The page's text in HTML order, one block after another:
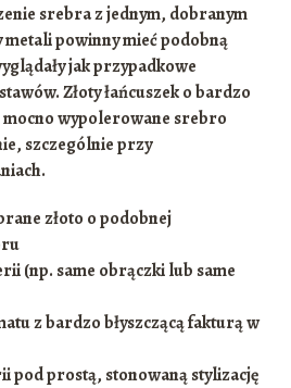
srebra z jednym, dobranym
metali powinny miećpodobną
jak przypadkowe
Złoty łańcuszek o bardzo
mocno wypolerowane srebro
szczególnie przy
złoto o podobnej
(np. same obrączki lub same
z bardzo błyszczącą fakturą w
pod prostą, stonowaną stylizację